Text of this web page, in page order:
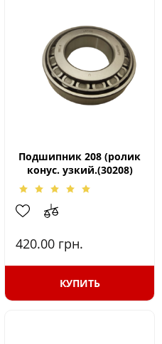
Подшипник 208 (ролик
конус. узкий.(30208)
420.00 грн.
КУПИТЬ